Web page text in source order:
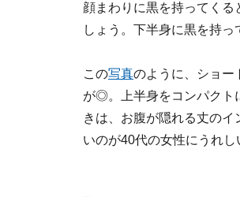
顔まわりに黒を持ってく
しょう。下半身に黒を持っ
この写真のように、ショー
が◎。上半身をコンパクト
きは、お腹が隠れる丈の
いのが40代の女性にうれし